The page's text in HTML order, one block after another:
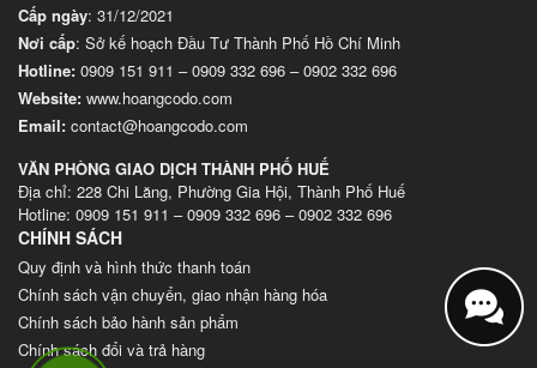
Cấp ngày: 31/12/2021
Nơi cấp: Sở kế hoạch Đầu Tư Thành Phố Hồ Chí Minh
Hotline: 0909 151 911 –0909 332 696 –0902 332 696
Website: www.hoangcodo.com
Email: contact@hoangcodo.com
VĂN PHÒNG GIAO DỊCH THÀNH PHỐ HUẾ
Địa chỉ: 228 Chi Lăng, Phường Gia Hội, Thành Phố Huế
Hotline: 0909 151 911 – 0909 332 696 – 0902 332 696
CHÍNH SÁCH
Quy định và hình thức thanh toán
Chính sách vận chuyển, giao nhận hàng hóa
Chính sách bảo hành sản phẩm
Chính sách đổi và trả hàng